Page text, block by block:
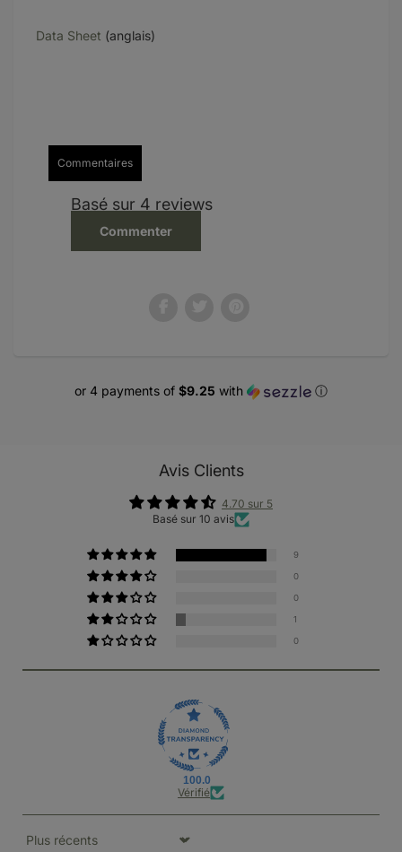
Data Sheet (anglais)
Commentaires
Basé sur 4 reviews
Commenter
or 4 payments of $9.25 with ⓘ
Avis Clients
4.70 sur 5
Basé sur 10 avis
9
0
0
1
0
100.0
Vérifié
Sort by